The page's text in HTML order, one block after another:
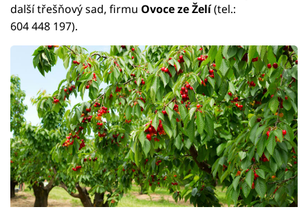
další třešňový sad, firmu Ovoce ze Želí(tel.:
604 448 197).